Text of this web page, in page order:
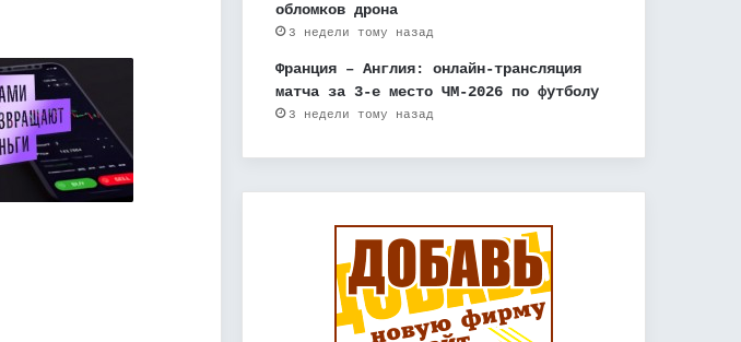
обломков дрона
3 недели тому назад
Франция – Англия: онлайн-трансляция
матча за 3-е место ЧМ-2026 по футболу
3 недели тому назад